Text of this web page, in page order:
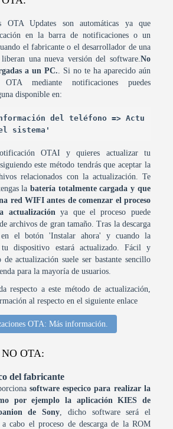
OTA Updates son automáticas ya que
en la barra de notificaciones o un
el fabricante o el desarrollador de una
una nueva versión del software.No
a un PC.. Si no te ha aparecido aún
OTA mediante notificaciones puedes
disponible en:
del teléfono => Actu
sistema'
OTAI y quieres actualizar tu
este método tendrás que aceptar la
relacionados con la actualización. Te
la batería totalmente cargada y que
red WIFI antes de comenzar el proceso
actualizaciónya que el proceso puede
archivos de gran tamaño. Tras la descarga
en el botón 'Instalar ahora' y cuando la
dispositivo estará actualizado. Fácil y
de actualización suele ser bastante sencillo
para la mayoría de usuarios.
respecto a este método de actualización,
al respecto en el siguiente enlace
OTA: Más información.
NO OTA:
del fabricante
software especico para realizar la
por ejemplo la aplicación KIES de
de Sony, dicho software será el
cabo el proceso de descarga de la ROM